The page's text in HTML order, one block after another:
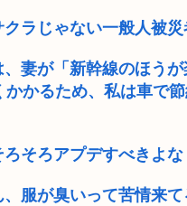
クラじゃない一般人被
、妻が「新幹線のほう
かかるため、私は車で
そろアプデすべきよな
服が臭いって苦情来て